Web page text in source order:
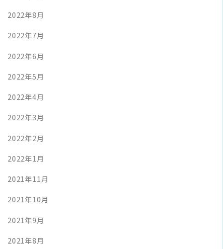
2022年8月
2022年7月
2022年6月
2022年5月
2022年4月
2022年3月
2022年2月
2022年1月
2021年11月
2021年10月
2021年9月
2021年8月